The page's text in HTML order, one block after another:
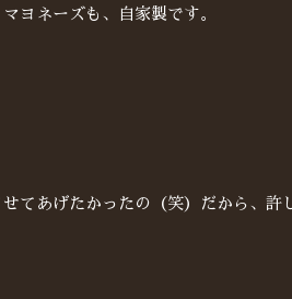
ヨネーズも、自家製です。
てあげたかったの（笑）だから、許